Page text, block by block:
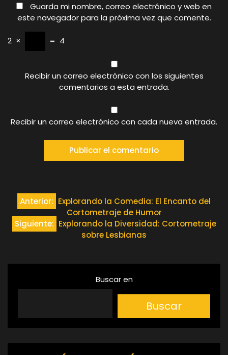
Guarda mi nombre, correo electrónico y web en
este navegador para la próxima vez que comente.
2 × = 4
Recibir un correo electrónico con los siguientes
comentarios a esta entrada.
Recibir un correo electrónico con cada nueva entrada.
Navegación
de
Anterior: Explorando la Comedia: El Encanto del
Cortometraje de Humor
Siguiente: Explorando la Diversidad: Cortometraje
sobre Lesbianas
Buscar en
Buscar